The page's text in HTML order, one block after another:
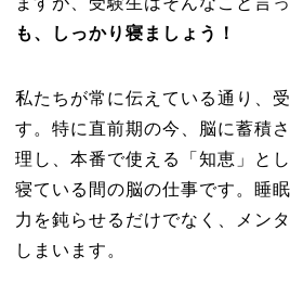
も、しっかり寝ましょう！
私たちが常に伝えている通り、
す。特に直前期の今、脳に蓄積
理し、本番で使える「知恵」と
寝ている間の脳の仕事です。睡
力を鈍らせるだけでなく、メン
しまいます。